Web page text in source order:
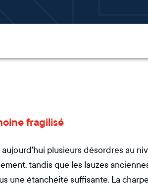
fragilisé
plusieurs désordres au
tandis que les lauzes
une étanchéité suffisante. La